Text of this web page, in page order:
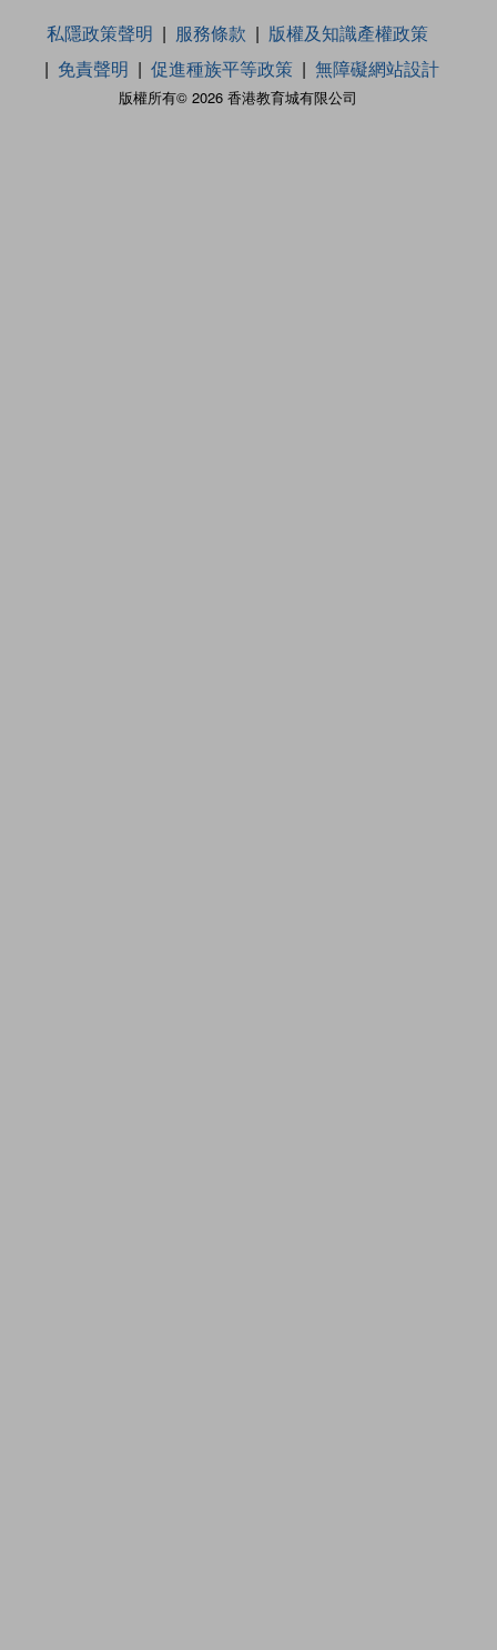
版權所有© 2026 香港教育城有限公司
私隱政策聲明 服務條款
版權及知識產權政策
免責聲明
促進種族平等政策 無障礙網站設計